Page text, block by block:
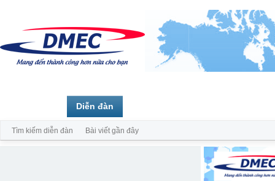
Diễn đàn
Tìm kiếm diễn đàn Bài viết gần đây